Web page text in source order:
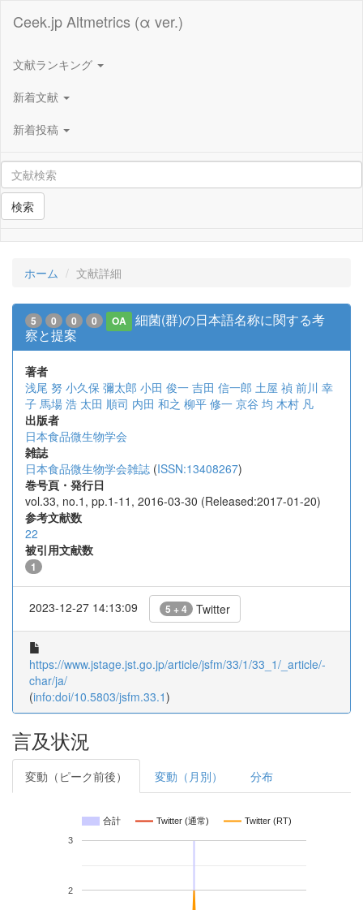
Ceek.jp Altmetrics (α ver.)
文献ランキング
新着文献
新着投稿
検索
ホーム 文献詳細
5 0 0 0 OA
細菌(群)の日本語名称に関する考
察と提案
著者
浅尾 努 小久保 彌太郎 小田 俊一 吉田 信一郎 土屋 禎 前川 幸
子 馬場 浩 太田 順司 内田 和之 柳平 修一 京谷 均 木村 凡
出版者
日本食品微生物学会
雑誌
日本食品微生物学会雑誌 (ISSN:13408267)
巻号頁・発行日
vol.33, no.1, pp.1-11, 2016-03-30 (Released:2017-01-20)
参考文献数
22
被引用文献数
1
2023-12-27 14:13:09 5 + 4 Twitter
https://www.jstage.jst.go.jp/article/jsfm/33/1/33_1/_article/-
char/ja/
(info:doi/10.5803/jsfm.33.1)
言及状況
変動（ピーク前後） 変動（月別） 分布
合計 Twitter (通常) Twitter (RT)
2
3